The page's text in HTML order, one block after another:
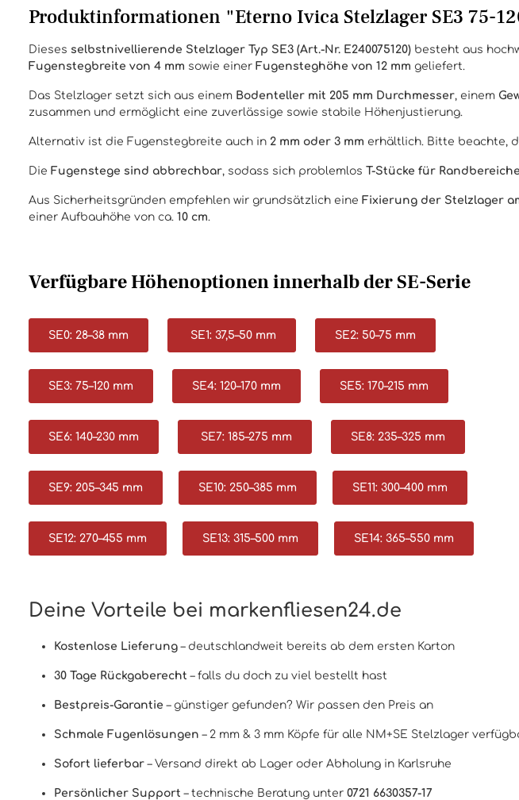
Produktinformationen "Eterno Ivica Stelzlager SE3 75-
Dieses selbstnivellierende Stelzlager Typ SE3 (Art.-Nr. E240075120) besteht aus
Fugenstegbreite von 4 mm sowie einer Fugensteghöhe von 12 mm geliefert.
Das Stelzlager setzt sich aus einem Bodenteller mit 205 mm Durchmesser, einem
zusammen und ermöglicht eine zuverlässige sowie stabile Höhenjustierung.
Alternativ ist die Fugenstegbreite auch in 2 mm oder 3 mm erhältlich. Bitte beachte,
Die Fugenstege sind abbrechbar, sodass sich problemlos T-Stücke für Randbereiche
Aus Sicherheitsgründen empfehlen wir grundsätzlich eine Fixierung der Stelzlager
einer Aufbauhöhe von ca. 10 cm.
Verfügbare Höhenoptionen innerhalb der SE-Serie
SE0: 28–38 mm SE1: 37,5–50 mm SE2: 50–75 mm
SE3: 75–120 mm SE4: 120–170 mm SE5: 170–215 mm
SE6: 140–230 mm SE7: 185–275 mm SE8: 235–325 mm
SE9: 205–345 mm SE10: 250–385 mm SE11: 300–400 mm
SE12: 270–455 mm SE13: 315–500 mm SE14: 365–550 mm
Deine Vorteile bei markenfliesen24.de
Kostenlose Lieferung – deutschlandweit bereits ab dem ersten Karton
30 Tage Rückgaberecht – falls du doch zu viel bestellt hast
Bestpreis-Garantie – günstiger gefunden? Wir passen den Preis an
Schmale Fugenlösungen – 2 mm & 3 mm Köpfe für alle NM+SE Stelzlager
Sofort lieferbar – Versand direkt ab Lager oder Abholung in Karlsruhe
Persönlicher Support – technische Beratung unter 0721 6630357-17